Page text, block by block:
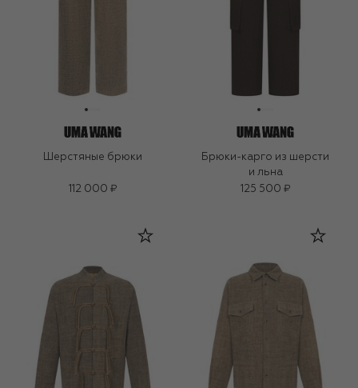
Шерстяные брюки
112 000 ₽
Брюки-карго из шерсти
и льна
125 500 ₽